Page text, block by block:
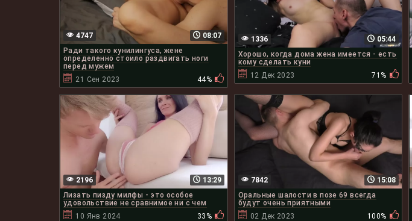
08:07
4747
Ради такого кунилингуса, жене
определенно стоило раздвигать ноги
перед мужем
21 Сен 2023
44%
05:44
1336
Хорошо, когда дома жена имеется - есть
кому сделать куни
12 Дек 2023
71%
13:29
2196
Лизать пизду милфы - это особое
удовольствие не сравнимое ни с чем
10 Янв 2024
33%
15:08
7842
Оральные шалости в позе 69 всегда
будут очень приятными
02 Дек 2023
100%